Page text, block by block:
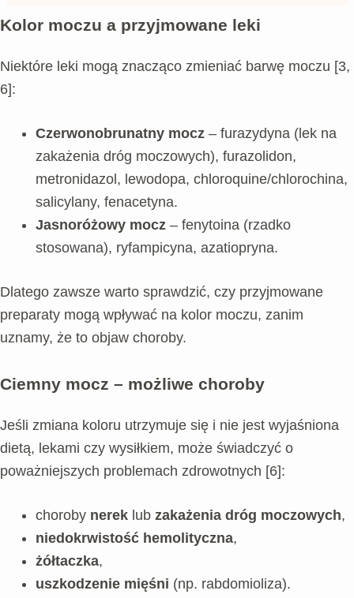
Kolor moczu a przyjmowane leki
Niektóre leki mogą znacząco zmieniać barwę moczu [3,
6]:
Czerwonobrunatny mocz – furazydyna (lek na
zakażenia dróg moczowych), furazolidon,
metronidazol, lewodopa, chloroquine/chlorochina,
salicylany, fenacetyna.
Jasnoróżowy mocz – fenytoina (rzadko
stosowana), ryfampicyna, azatiopryna.
Dlatego zawsze warto sprawdzić, czy przyjmowane
preparaty mogą wpływać na kolor moczu, zanim
uznamy, że to objaw choroby.
Ciemny mocz – możliwe choroby
Jeśli zmiana koloru utrzymuje się i nie jest wyjaśniona
dietą, lekami czy wysiłkiem, może świadczyć o
poważniejszych problemach zdrowotnych [6]:
choroby nerek lub zakażenia dróg moczowych,
niedokrwistość hemolityczna,
żółtaczka,
uszkodzenie mięśni (np. rabdomioliza).